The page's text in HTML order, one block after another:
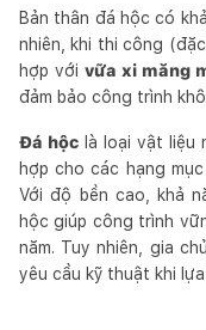
Bản thân đá hộc có
nhiên, khi thi công
hợp với vữa xi măng
đảm bảo công trình
Đá hộc là loại vật liệu
hợp cho các hạng
Với độ bền cao, khả
hộc giúp công trình
năm. Tuy nhiên, gia
yêu cầu kỹ thuật khi